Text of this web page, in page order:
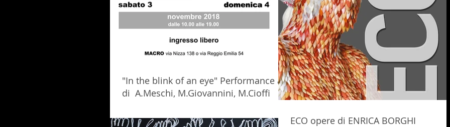
ECO opere di ENRICA BORGHI
"In the blink of an eye" Performance art
di A.Meschi, M.Giovannini, M.Cioffi